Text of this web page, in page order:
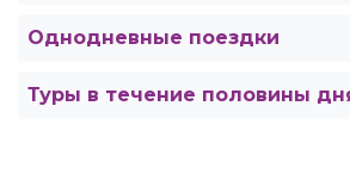
Однодневные поездки
Туры в течение половины